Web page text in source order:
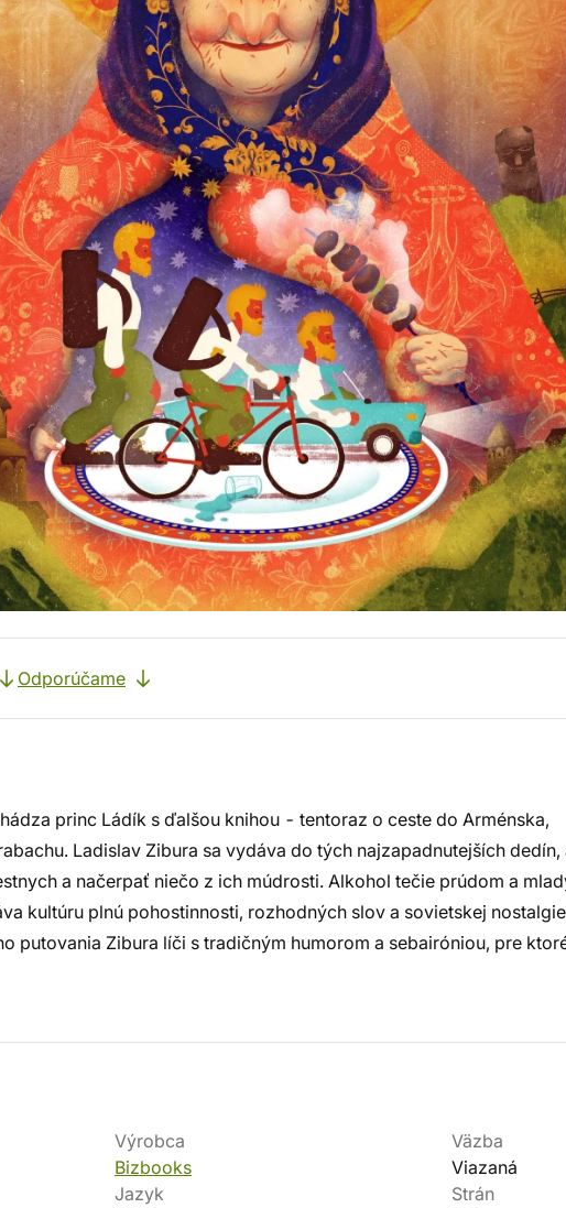
Odporúčame
princ Ládík s ďalšou knihou - tentoraz o ceste do Arménska,
Ladislav Zibura sa vydáva do tých najzapadnutejších dedín,
a načerpať niečo z ich múdrosti. Alkohol tečie prúdom a
kultúru plnú pohostinnosti, rozhodných slov a sovietskej
putovania Zibura líči s tradičným humorom a sebairóniou, pre
Výrobca
Bizbooks
Väzba
Viazaná
Jazyk
Strán